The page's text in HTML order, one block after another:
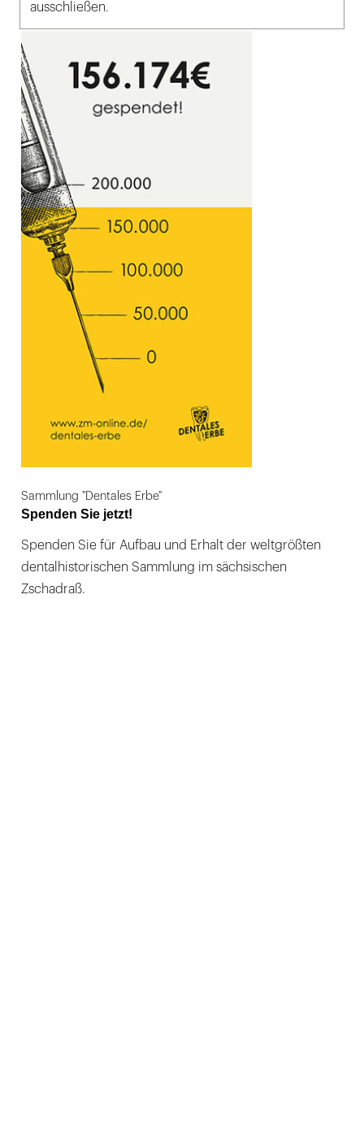
ausschließen.
Sammlung "Dentales Erbe"
Spenden Sie jetzt!
Spenden Sie für Aufbau und Erhalt der weltgrößten
dentalhistorischen Sammlung im sächsischen
Zschadraß.